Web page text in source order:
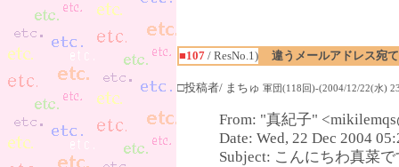
■107 / ResNo.1) 違うメールアドレス宛
□投稿者/ まちゅ 軍団(118回)-(2004/12/22(水)
From: "真紀子"
Date: Wed, 22 Dec 2004
Subject: こんにちわ真菜